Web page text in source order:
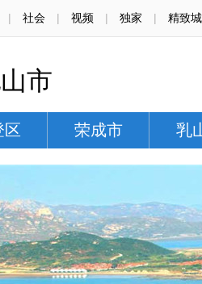
| 社会 | 视频 | 独家 | 精致
市
区 荣成市 乳